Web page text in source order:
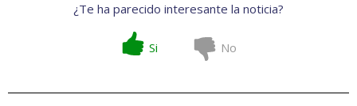
¿Te ha parecido interesante la noticia?
Si No